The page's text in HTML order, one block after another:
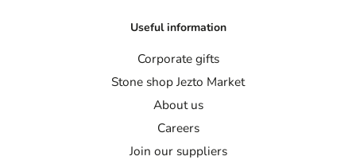
Useful information
Corporate gifts
Stone shop Jezto Market
About us
Careers
Join our suppliers